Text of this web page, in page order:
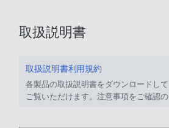
取扱説明書
取扱説明書利用規約
各製品の取扱説明書をダウンロードして
ご覧いただけます。注意事項をご確認の